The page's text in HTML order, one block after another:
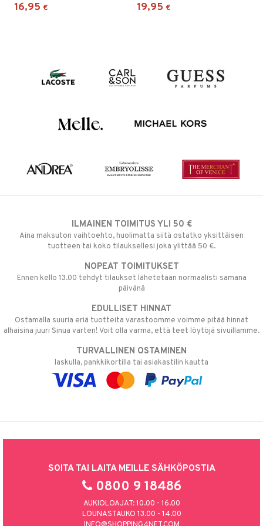
16,95 € 19,95 €
ILMAINEN TOIMITUS YLI 50 €
Aina maksuton vaihtoehto, huolimatta siitä ostatko yksittäisen
tuotteen tai koko tilauksellesi joka ylittää 50 €.
NOPEAT TOIMITUKSET
Ennen kello 13.00 tehdyt tilaukset lähetetään normaalisti samana
päivänä
EDULLISET HINNAT
Ostamalla suuria eriä tuotteita varastoomme voimme pitää hinnat
alhaisina juuri Sinua varten! Voit olla varma, että teet löytöjä sivuillamme.
TURVALLINEN OSTAMINEN
laskulla, pankkikortilla tai asiakastilin kautta
SOITA TAI LAITA MEILLE SÄHKÖPOSTIA
0800 9 18486
AUKIOLOAJAT: 10.00 - 16.00
LOUNASTAUKO 13.00 - 14.00